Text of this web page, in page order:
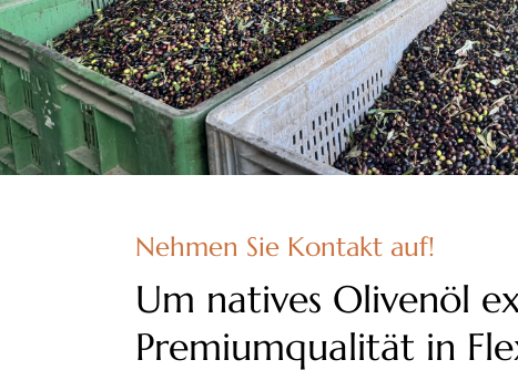
Nehmen Sie Kontakt auf!
Um natives Olivenöl
Premiumqualität in